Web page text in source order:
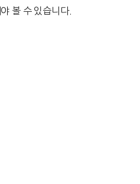
볼 수 있습니다.